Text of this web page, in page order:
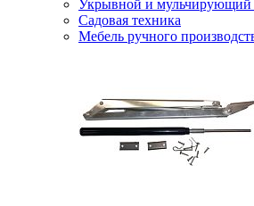
Укрывной и мульчирующий
Садовая техника
Мебель ручного